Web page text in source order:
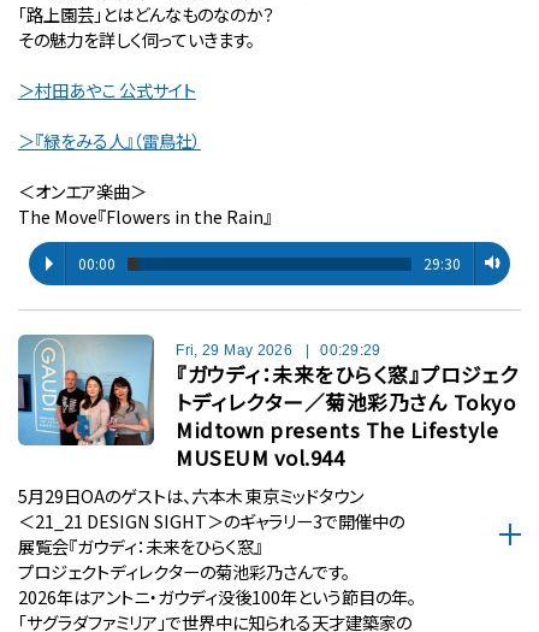
「路上園芸」とはどんなものなのか？
その魅力を詳しく伺っていきます。
＞村田あやこ 公式サイト
＞『緑をみる人』（雷鳥社）
＜オンエア楽曲＞
The Move『Flowers in the Rain』
00:00 29:30
Fri, 29 May 2026 00:29:29
『ガウディ：未来をひらく窓』プロジェク
トディレクター／菊池彩乃さん Tokyo
Midtown presents The Lifestyle
MUSEUM vol.944
5月29日OAのゲストは、六本木 東京ミッドタウン
＜21_21 DESIGN SIGHT＞のギャラリー3で開催中の
展覧会『ガウディ：未来をひらく窓』
プロジェクトディレクターの菊池彩乃さんです。
2026年はアントニ・ガウディ没後100年という節目の年。
「サグラダファミリア」で世界中に知られる天才建築家の